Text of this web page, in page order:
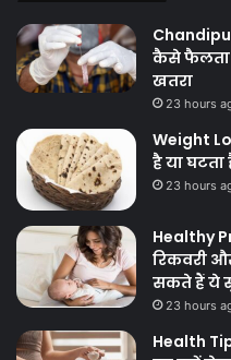
कैसे फैलता
खतरा
23 hours
Weight
है या
23 hours
Healthy
रिकवरी
सकते हैं ये
23 hours
Health